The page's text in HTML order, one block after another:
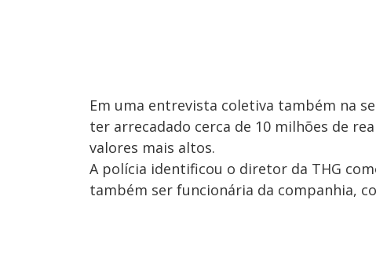
Em uma entrevista coletiva também na
ter arrecadado cerca de 10 milhões de
valores mais altos.
A polícia identificou o diretor da THG
também ser funcionária da companhia,